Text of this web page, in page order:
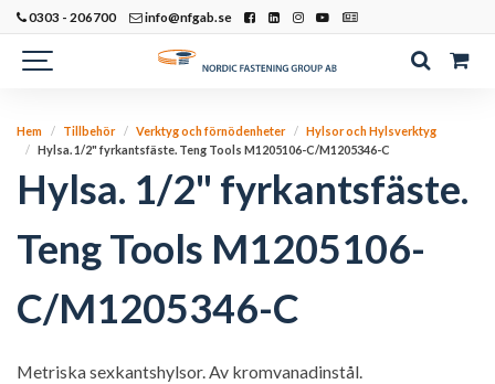
0303 - 206700 info@nfgab.se
Hem Tillbehör Verktyg och förnödenheter
Hylsor och Hylsverktyg
Hylsa. 1/2" fyrkantsfäste. Teng Tools M1205106-C/M1205346-C
Hylsa. 1/2" fyrkantsfäste.
Teng Tools M1205106-
C/M1205346-C
Metriska sexkantshylsor. Av kromvanadinstål.